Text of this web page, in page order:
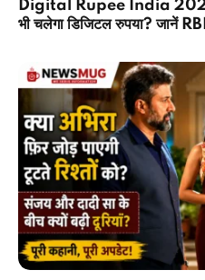
Digital Rupee India 2026:
भी चलेगा डिजिटल रुपया? जानें